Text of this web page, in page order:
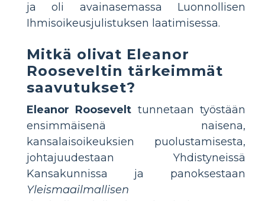
ja oli avainasemassa Luonnollisen
Ihmisoikeusjulistuksen laatimisessa.
Mitkä olivat Eleanor
Rooseveltin tärkeimmät
saavutukset?
Eleanor Roosevelt tunnetaan työstään
ensimmäisenä naisena,
kansalaisoikeuksien puolustamisesta,
johtajuudestaan Yhdistyneissä
Kansakunnissa ja panoksestaan
Yleismaailmallisen